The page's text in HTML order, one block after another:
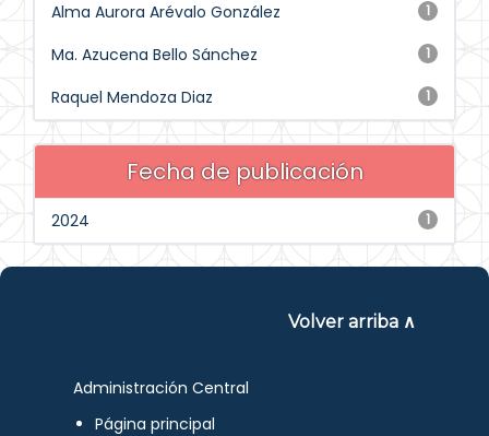
1
Alma Aurora Arévalo González
1
Ma. Azucena Bello Sánchez
1
Raquel Mendoza Diaz
Fecha de publicación
1
2024
Volver arriba ∧
Administración Central
Página principal